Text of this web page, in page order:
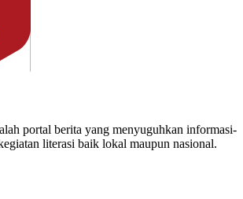
portal berita yang menyuguhkan informasi-
literasi baik lokal maupun nasional.